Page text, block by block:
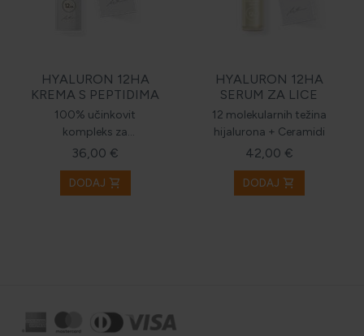
HYALURON 12HA
KREMA S PEPTIDIMA
100% učinkovit
kompleks za
intenzivnu hidrataciju,
kože
36,00 €
DODAJ shopping_cart
HYALURON 12HA
SERUM ZA LICE
12 molekularnih težina
hijalurona + Ceramidi
42,00 €
DODAJ shopping_cart